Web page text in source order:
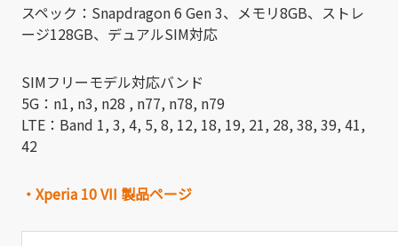
スペック：Snapdragon 6 Gen 3、メモリ8GB、ストレ
ージ128GB、デュアルSIM対応
SIMフリーモデル対応バンド
5G：n1, n3, n28 , n77, n78, n79
LTE：Band 1, 3, 4, 5, 8, 12, 18, 19, 21, 28, 38, 39, 41,
42
・Xperia 10 VII 製品ページ